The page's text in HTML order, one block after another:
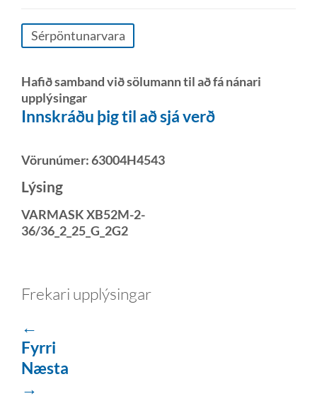
Sérpöntunarvara
Hafið samband við sölumann til að fá nánari
upplýsingar
Innskráðu þig til að sjá verð
Vörunúmer:63004H4543
Lýsing
VARMASK XB52M-2-
36/36_2_25_G_2G2
Frekari upplýsingar
←
Fyrri
Næsta
→